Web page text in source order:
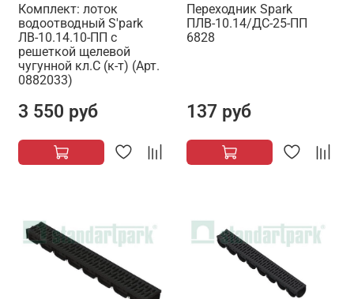
Комплект: лоток
водоотводный S'park
ЛВ-10.14.10-ПП с
решеткой щелевой
чугунной кл.С (к-т) (Арт.
0882033)
3 550 руб
Переходник Spark
ПЛВ-10.14/ДС-25-ПП
6828
137 руб